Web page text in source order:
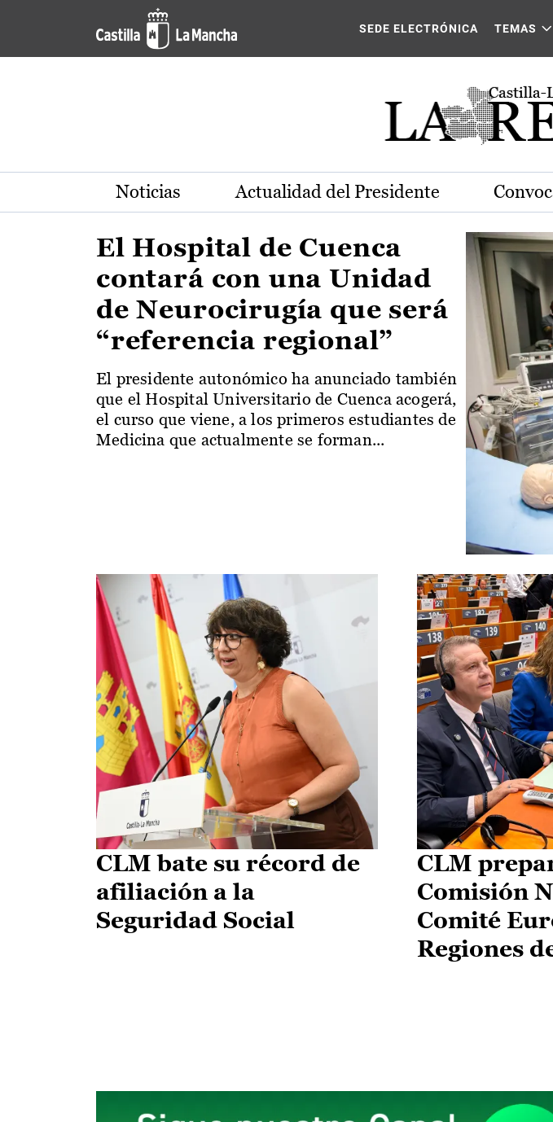
Pasar al contenido principal
Actualidad de la región de Castilla-La
SEDE ELECTRÓNICA TEMAS
Noticias Actualidad del Presidente
El Hospital de Cuenca
contará con una Unidad
de Neurocirugía que será
“referencia regional”
El presidente autonómico ha anunciado también
que el Hospital Universitario de Cuenca acogerá,
el curso que viene, a los primeros estudiantes de
Medicina que actualmente se forman...
CLM bate su récord de
afiliación a la
Seguridad Social
CLM
Comisión
Comité
Regiones